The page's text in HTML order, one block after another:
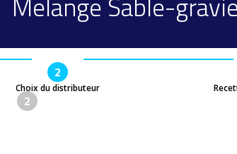
2
Choix du distributeur
2